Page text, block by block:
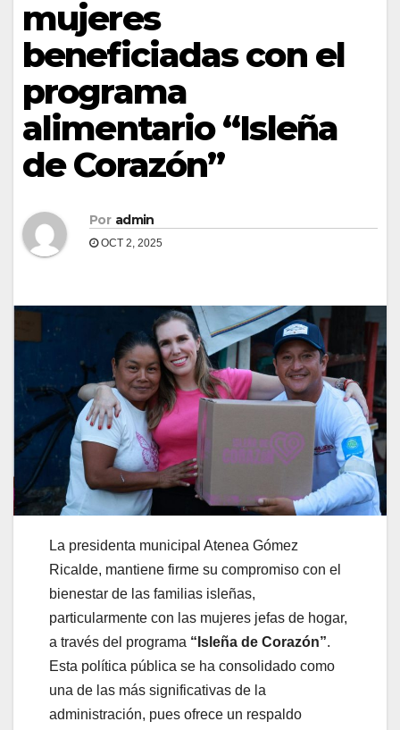
mujeres
beneficiadas con el
programa
alimentario “Isleña
de Corazón”
Por admin
OCT 2, 2025
La presidenta municipal Atenea Gómez
Ricalde, mantiene firme su compromiso con el
bienestar de las familias isleñas,
particularmente con las mujeres jefas de hogar,
a través del programa “Isleña de Corazón”.
Esta política pública se ha consolidado como
una de las más significativas de la
administración, pues ofrece un respaldo